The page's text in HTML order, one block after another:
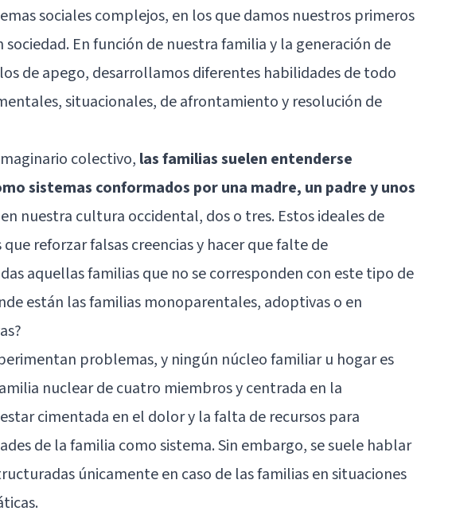
sociales complejos, en los que damos nuestros primeros
sociedad. En función de nuestra familia y la generación de
de apego, desarrollamos diferentes habilidades de todo
situacionales, de afrontamiento y resolución de
colectivo, las familias suelen entenderse
sistemas conformados por una madre, un padre y unos
nuestra cultura occidental, dos o tres. Estos ideales de
reforzar falsas creencias y hacer que falte de
aquellas familias que no se corresponden con este tipo de
están las familias monoparentales, adoptivas o en
problemas, y ningún núcleo familiar u hogar es
nuclear de cuatro miembros y centrada en la
cimentada en el dolor y la falta de recursos para
de la familia como sistema. Sin embargo, se suele hablar
únicamente en caso de las familias en situaciones